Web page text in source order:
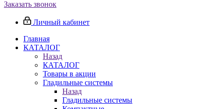
Заказать звонок
Личный кабинет
Главная
КАТАЛОГ
Назад
КАТАЛОГ
Товары в акции
Гладильные системы
Назад
Гладильные системы